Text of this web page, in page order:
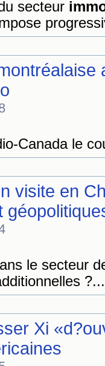
secteur
Canada le
visite en
le secteur
?...
Xi